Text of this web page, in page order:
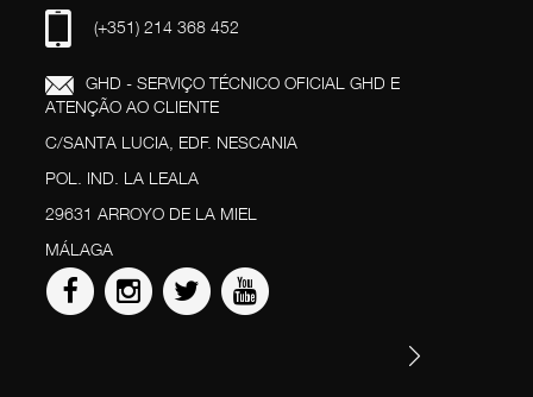
(+351) 214 368 452
GHD - SERVIÇO TÉCNICO OFICIAL GHD E
ATENÇÃO AO CLIENTE
C/SANTA LUCIA, EDF. NESCANIA
POL. IND. LA LEALA
29631 ARROYO DE LA MIEL
MÁLAGA